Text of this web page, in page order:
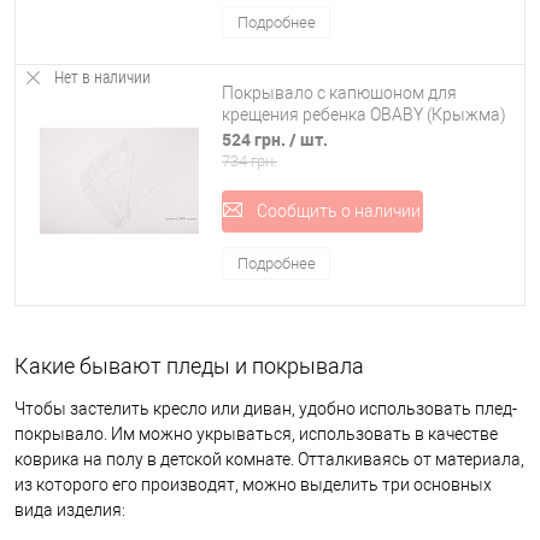
моль к нему равнодушна.
Флисовый плед отличается устойчивостью повреждениям, прямым
солнечным лучам и к механической обработке. Его можно гладить,
он гипоаллергенен и мало весит.
Правила выбора покрывала и пледа
При выборе изделия обращайте внимания на его характеристики и
размеры:
Подробнее
Нет в наличии
Покрывало с капюшоном для
крещения ребенка OBABY (Крыжма)
524 грн. / шт.
734 грн.
Сообщить о наличии
Подробнее
Какие бывают пледы и покрывала
Чтобы застелить кресло или диван, удобно использовать плед-
покрывало. Им можно укрываться, использовать в качестве
коврика на полу в детской комнате. Отталкиваясь от материала,
из которого его производят, можно выделить три основных
вида изделия: